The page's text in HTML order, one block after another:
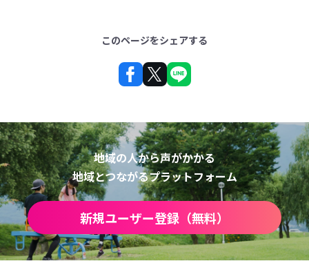
このページをシェアする
地域の人から声がかかる
地域とつながるプラットフォーム
新規ユーザー登録（無料）